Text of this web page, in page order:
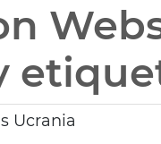
Ucrania